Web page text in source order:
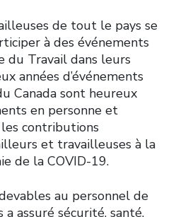
de tout le pays se
à des événements
du Travail dans leurs
années d’événements
Canada sont heureux
en personne et
contributions
et travailleuses à la
de la COVID-19.
au personnel de
assuré sécurité, santé,